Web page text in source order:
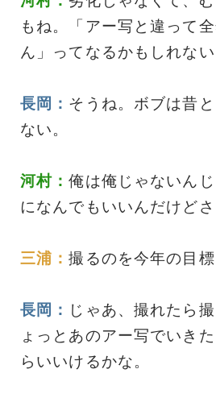
もね。「アー写と違って
ん」ってなるかもしれない
長岡： そうね。ボブは昔
ない。
河村：俺は俺じゃないん
になんでもいいんだけどさ
三浦：撮るのを今年の目標
長岡： じゃあ、撮れたら
ょっとあのアー写でいき
らいいけるかな。